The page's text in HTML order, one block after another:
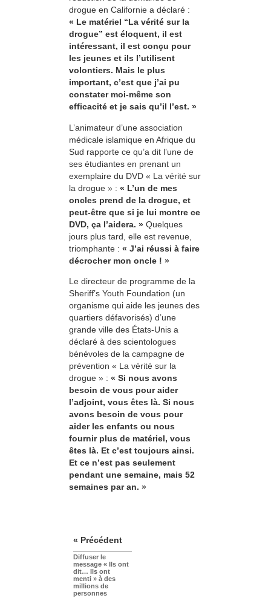
drogue en Californie a déclaré :
« Le matériel “La vérité sur la
drogue” est éloquent, il est
intéressant, il est conçu pour
les jeunes et ils l’utilisent
volontiers. Mais le plus
important, c’est que j’ai pu
constater moi-même son
efficacité et je sais qu’il l’est. »
L’animateur d’une association
médicale islamique en Afrique du
Sud rapporte ce qu’a dit l’une de
ses étudiantes en prenant un
exemplaire du DVD « La vérité sur
la drogue » : « L’un de mes
oncles prend de la drogue, et
peut-être que si je lui montre ce
DVD, ça l’aidera. » Quelques
jours plus tard, elle est revenue,
triomphante : « J’ai réussi à faire
décrocher mon oncle ! »
Le directeur de programme de la
Sheriff’s Youth Foundation (un
organisme qui aide les jeunes des
quartiers défavorisés) d’une
grande ville des États-Unis a
déclaré à des scientologues
bénévoles de la campagne de
prévention « La vérité sur la
drogue » : « Si nous avons
besoin de vous pour aider
l’adjoint, vous êtes là. Si nous
avons besoin de vous pour
aider les enfants ou nous
fournir plus de matériel, vous
êtes là. Et c’est toujours ainsi.
Et ce n’est pas seulement
pendant une semaine, mais 52
semaines par an. »
« Précédent
Diffuser le
message « Ils ont
dit… Ils ont
menti » à des
millions de
personnes